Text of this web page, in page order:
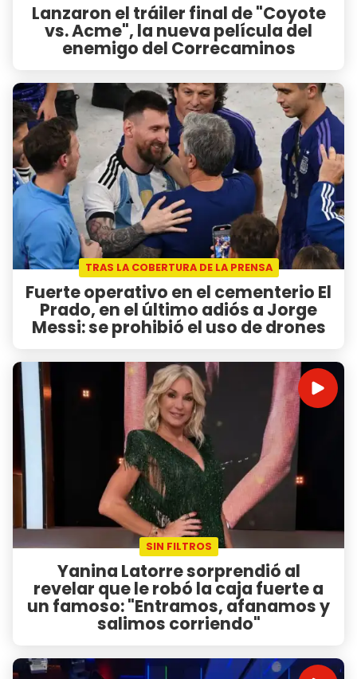
Lanzaron el tráiler final de "Coyote
vs. Acme", la nueva película del
enemigo del Correcaminos
TRAS LA COBERTURA DE LA PRENSA
Fuerte operativo en el cementerio El
Prado, en el último adiós a Jorge
Messi: se prohibió el uso de drones
SIN FILTROS
Yanina Latorre sorprendió al
revelar que le robó la caja fuerte a
un famoso: "Entramos, afanamos y
salimos corriendo"